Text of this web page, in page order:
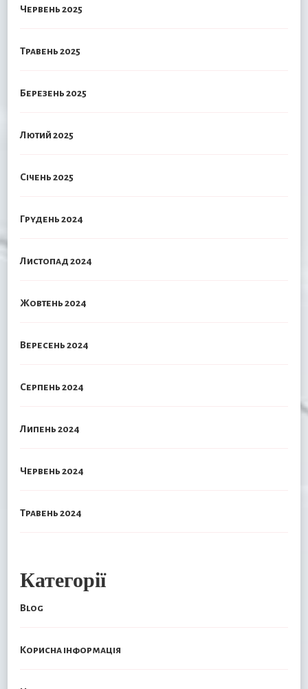
Червень 2025
Травень 2025
Березень 2025
Лютий 2025
Січень 2025
Грудень 2024
Листопад 2024
Жовтень 2024
Вересень 2024
Серпень 2024
Липень 2024
Червень 2024
Травень 2024
Категорії
Blog
Корисна інформація